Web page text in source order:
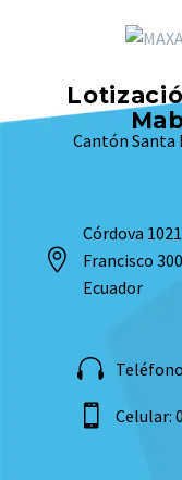
Cantón Santa
Córdova
Francisco
Ecuador
Celular: